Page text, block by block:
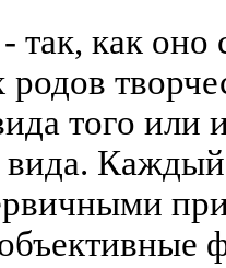
так, как оно
того или
вида.